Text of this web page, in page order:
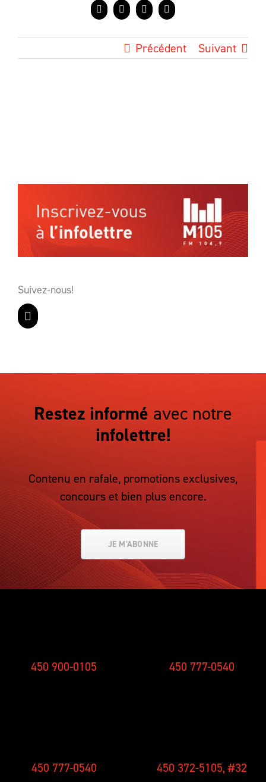
Facebook
X LinkedInCourriel
Précédent Suivant
Suivez-nous!
Restez informé avec notre
infolettre!
Contenu en rafale, promotions exclusives,
concours et bien plus encore.
JE M'ABONNE
450 900-0105 450 777-0540
450 777-0540 450 372-5105, #32